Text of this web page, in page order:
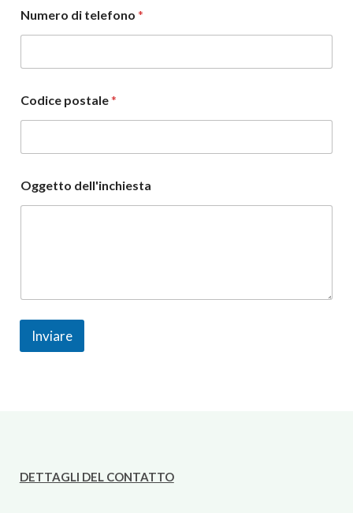
Numero di telefono *
Codice postale*
Oggetto dell'inchiesta
Inviare
DETTAGLI DEL CONTATTO